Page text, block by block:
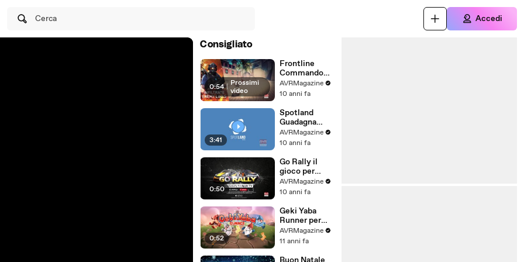
Cerca Accedi
Consigliato
0:54 | Prossimi
video
Frontline
Commando
Rivals il gioco
per iOS e
AVRMagazine
.com
AVRMagazine
10 anni fa
3:41
Spotland
Guadagna
Guardando
pubblicità su
-
AVRMagazine
.com
AVRMagazine
10 anni fa
0:50
Go Rally il
gioco per
Apple TV -
AVRMagazine
AVRMagazine
10 anni fa
0:52
Geki Yaba
Runner per
iPhone iPad e
Android-
.com
AVRMagazine
11 anni fa